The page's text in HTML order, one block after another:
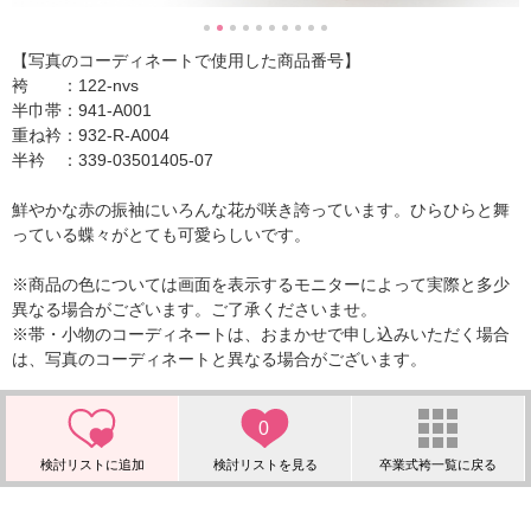
【写真のコーディネートで使用した商品番号】
袴 ：122-nvs
半巾帯：941-A001
重ね衿：932-R-A004
半衿 ：339-03501405-07
鮮やかな赤の振袖にいろんな花が咲き誇っています。ひらひらと舞
っている蝶々がとても可愛らしいです。
※商品の色については画面を表示するモニターによって実際と多少
異なる場合がございます。ご了承くださいませ。
※帯・小物のコーディネートは、おまかせで申し込みいただく場合
は、写真のコーディネートと異なる場合がございます。
0